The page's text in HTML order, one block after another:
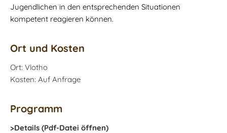
Jugendlichen in den entsprechenden Situationen
kompetent reagieren können.
Ort und Kosten
Ort: Vlotho
Kosten: Auf Anfrage
Programm
>Details (Pdf-Datei öffnen)